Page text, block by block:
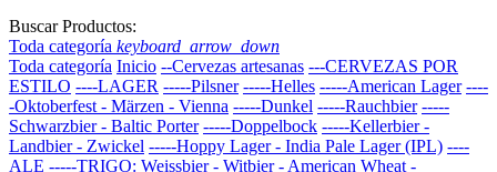
Buscar Productos:
Toda categoría keyboard_arrow_down
Toda categoría Inicio --Cervezas artesanas ---CERVEZAS POR
ESTILO ----LAGER -----Pilsner -----Helles -----American Lager ----
-Oktoberfest - Märzen - Vienna -----Dunkel -----Rauchbier -----
Schwarzbier - Baltic Porter -----Doppelbock -----Kellerbier -
Landbier - Zwickel -----Hoppy Lager - India Pale Lager (IPL) ----
ALE -----TRIGO: Weissbier - Witbier - American Wheat -